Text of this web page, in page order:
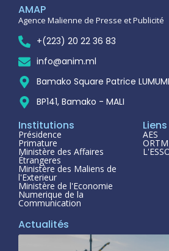
AMAP
Agence Malienne de Presse et Publicité
+(223) 20 22 36 83
info@anim.ml
Bamako Square Patrice
BP141, Bamako - MALI
Institutions
Présidence
Primature
Ministère des Affaires
Étrangeres
Ministère des Maliens de
l'Exterieur
Ministère de l'Economie
Numerique de la
Communication
AES
ORTM
Actualités